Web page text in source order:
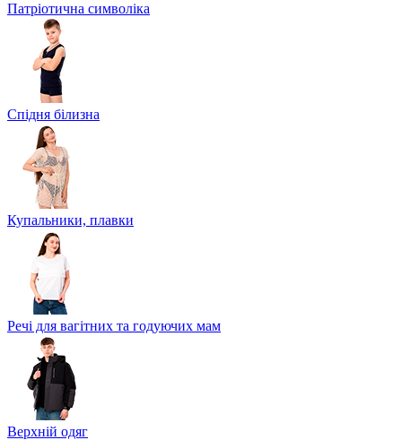
Патріотична символіка
Спідня білизна
Купальники, плавки
Речі для вагітних та годуючих мам
Верхній одяг